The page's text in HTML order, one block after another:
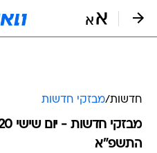
חדשות/מבזקי חדשות
התשפ"א